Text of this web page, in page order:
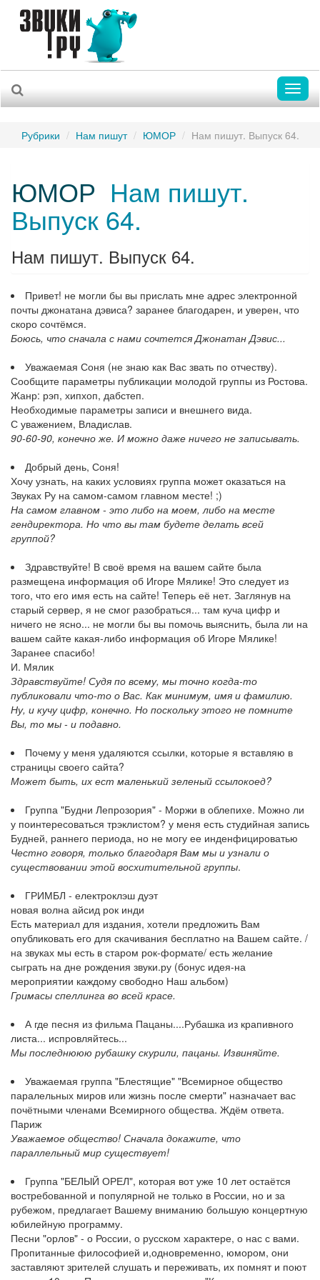
Рубрики Нам пишут ЮМОР Нам пишут. Выпуск 64.
ЮМОР Нам пишут.
Выпуск 64.
Нам пишут. Выпуск 64.
Привет! не могли бы вы прислать мне адрес электронной
почты джонатана дэвиса? заранее благодарен, и уверен, что
скоро сочтёмся.
Боюсь, что сначала с нами сочтется Джонатан Дэвис...
Уважаемая Соня (не знаю как Вас звать по отчеству).
Сообщите параметры публикации молодой группы из Ростова.
Жанр: рэп, хипхоп, дабстеп.
Необходимые параметры записи и внешнего вида.
С уважением, Владислав.
90-60-90, конечно же. И можно даже ничего не записывать.
Добрый день, Соня!
Хочу узнать, на каких условиях группа может оказаться на
Звуках Ру на самом-самом главном месте! ;)
На самом главном - это либо на моем, либо на месте
гендиректора. Но что вы там будете делать всей
группой?
Здравствуйте! В своё время на вашем сайте была
размещена информация об Игоре Мялике! Это следует из
того, что его имя есть на сайте! Теперь её нет. Заглянув на
старый сервер, я не смог разобраться... там куча цифр и
ничего не ясно... не могли бы вы помочь выяснить, была ли на
вашем сайте какая-либо информация об Игоре Мялике!
Заранее спасибо!
И. Мялик
Здравствуйте! Судя по всему, мы точно когда-то
публиковали что-то о Вас. Как минимум, имя и фамилию.
Ну, и кучу цифр, конечно. Но поскольку этого не помните
Вы, то мы - и подавно.
Почему у меня удаляются ссылки, которые я вставляю в
страницы своего сайта?
Может быть, их ест маленький зеленый ссылокоед?
Группа "Будни Лепрозория" - Моржи в облепихе. Можно ли
у поинтересоваться трэклистом? у меня есть студийная запись
Будней, раннего периода, но не могу ее инденфицироватью
Честно говоря, только благодаря Вам мы и узнали о
существовании этой восхитительной группы.
ГРИМБЛ - електроклэш дуэт
новая волна айсид рок инди
Есть материал для издания, хотели предложить Вам
опубликовать его для скачивания бесплатно на Вашем сайте. /
на звуках мы есть в старом рок-формате/ есть желание
сыграть на дне рождения звуки.ру (бонус идея-на
мероприятии каждому свободно Наш альбом)
Гримасы спеллинга во всей красе.
А где песня из фильма Пацаны....Рубашка из крапивного
листа... испровляйтесь...
Мы последнююю рубашку скурили, пацаны. Извиняйте.
Уважаемая группа "Блестящие" "Всемирное общество
паралельных миров или жизнь после смерти" назначает вас
почётными членами Всемирного общества. Ждём ответа.
Париж
Уважаемое общество! Сначала докажите, что
параллельный мир существует!
Группа "БЕЛЫЙ ОРЕЛ", которая вот уже 10 лет остаётся
востребованной и популярной не только в России, но и за
рубежом, предлагает Вашему вниманию большую концертную
юбилейную программу.
Песни "орлов" - о России, о русском характере, о нас с вами.
Пропитанные философией и,одновременно, юмором, они
заставляют зрителей слушать и переживать, их помнят и поют